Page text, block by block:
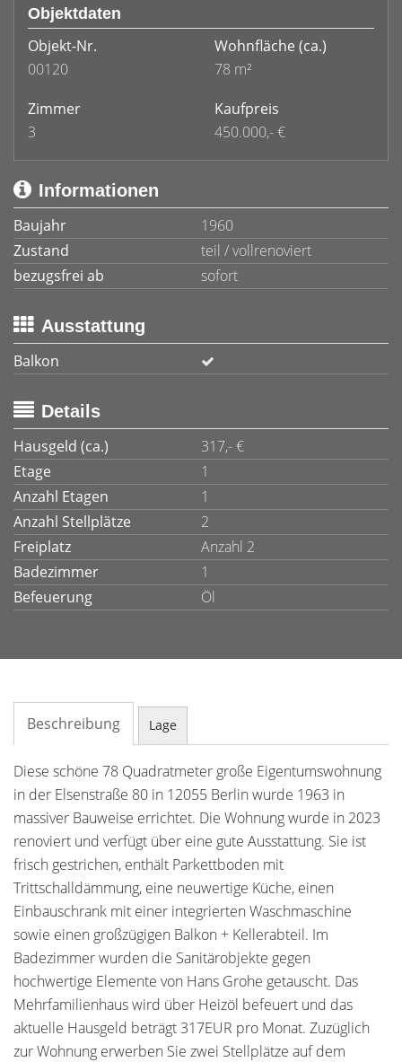
Objektdaten
Objekt-Nr.
00120
Wohnfläche (ca.)
78 m²
Zimmer
3
Kaufpreis
450.000,- €
Informationen
Baujahr
1960
Zustand
teil / vollrenoviert
bezugsfrei ab
sofort
Ausstattung
Balkon
Details
Hausgeld (ca.)
317,- €
Etage
1
Anzahl Etagen
1
Anzahl Stellplätze
2
Freiplatz
Anzahl 2
Badezimmer
1
Befeuerung
Öl
Beschreibung Lage
Diese schöne 78 Quadratmeter große Eigentumswohnung
in der Elsenstraße 80 in 12055 Berlin wurde 1963 in
massiver Bauweise errichtet. Die Wohnung wurde in 2023
renoviert und verfügt über eine gute Ausstattung. Sie ist
frisch gestrichen, enthält Parkettboden mit
Trittschalldämmung, eine neuwertige Küche, einen
Einbauschrank mit einer integrierten Waschmaschine
sowie einen großzügigen Balkon + Kellerabteil. Im
Badezimmer wurden die Sanitärobjekte gegen
hochwertige Elemente von Hans Grohe getauscht. Das
Mehrfamilienhaus wird über Heizöl befeuert und das
aktuelle Hausgeld beträgt 317EUR pro Monat. Zuzüglich
zur Wohnung erwerben Sie zwei Stellplätze auf dem